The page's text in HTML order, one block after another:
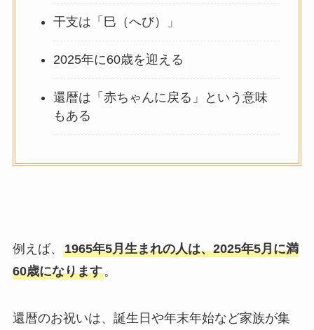
干支は「巳（へび）」
2025年に60歳を迎える
還暦は「赤ちゃんに戻る」という意味
もある
例えば、 1965年5月生まれの人は、2025年5月に満
60歳になります。
還暦のお祝いは、誕生日や年末年始など家族が集